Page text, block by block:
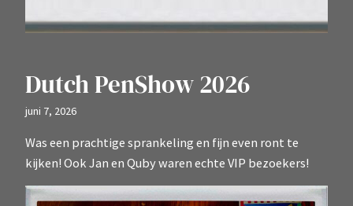
Dutch PenShow 2026
juni 7, 2026
Was een prachtige sprankeling en fijn even ront te
kijken! Ook Jan en Quby waren echte VIP bezoekers!